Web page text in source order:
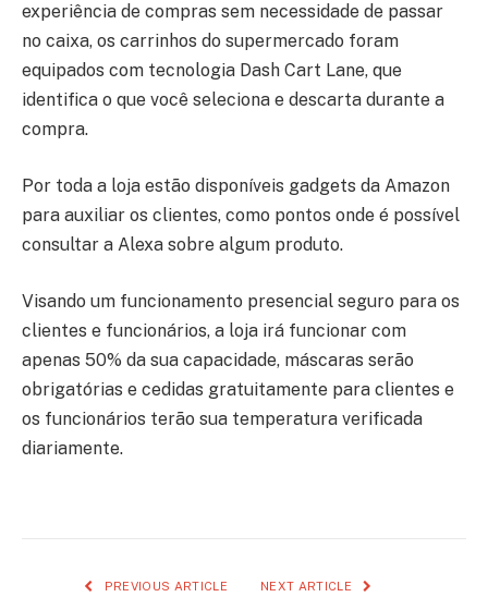
experiência de compras sem necessidade de passar
no caixa, os carrinhos do supermercado foram
equipados com tecnologia Dash Cart Lane, que
identifica o que você seleciona e descarta durante a
compra.
Por toda a loja estão disponíveis gadgets da Amazon
para auxiliar os clientes, como pontos onde é possível
consultar a Alexa sobre algum produto.
Visando um funcionamento presencial seguro para os
clientes e funcionários, a loja irá funcionar com
apenas 50% da sua capacidade, máscaras serão
obrigatórias e cedidas gratuitamente para clientes e
os funcionários terão sua temperatura verificada
diariamente.
PREVIOUS ARTICLE NEXT ARTICLE